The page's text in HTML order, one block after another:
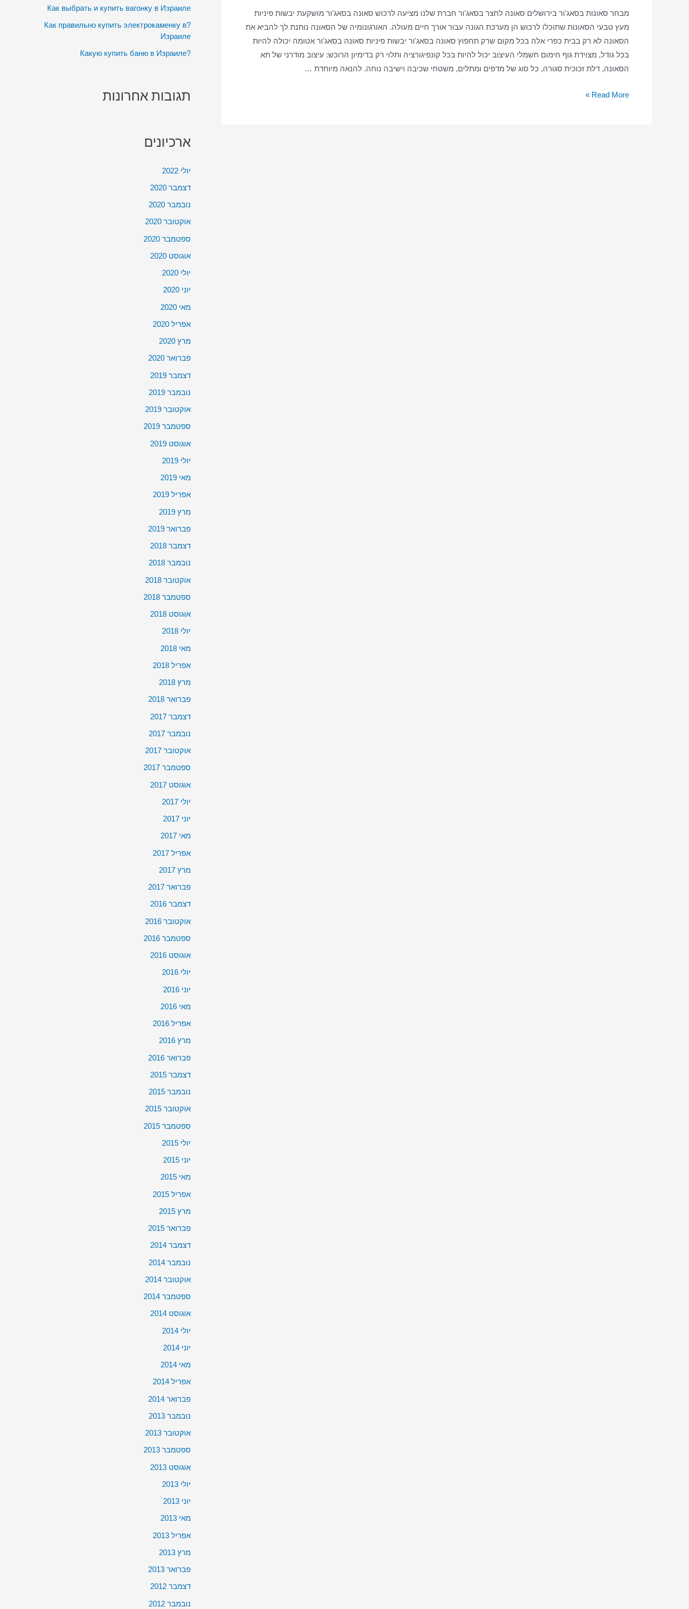
מבחר סאונות בסאג'ור בירושלים סאונה לחצר בסאג'ור חברת שלנו מציעה לרכוש סאונה בסאג'ור מושקעת יבשות פיניות
מעץ טבעי הסאונות שתוכלו לרכוש הן מערכת הגונה עבור אורך חיים מעולה. האורגונומיה של הסאונה נותנת לך להביא את
הסאונה לא רק בבית כפרי אלה בכל מקום שרק תחפוץ סאונה בסאג'ור יבשות פיניות סאונה בסאג'ור אטומה יכולה להיות
בכל גודל, מצוידת גוף חימום חשמלי העיצוב יכול להיות בכל קונפיגורציה ותלוי רק בדימיון הרוכש: עיצוב מודרני של תא
הסאונה, דלת זכוכית סגורה, כל סוג של מדפים ומתלים, משטחי שכיבה וישיבה נוחה. להנאה מיוחדת …
סאונה
Read More »
:
Как выбрать и купить вагонку в Израиле
?Как правильно купить электрокаменку в
Израиле
?Какую купить баню в Израиле
תגובות אחרונות
ארכיונים
יולי 2022
דצמבר 2020
נובמבר 2020
אוקטובר 2020
ספטמבר 2020
אוגוסט 2020
יולי 2020
יוני 2020
מאי 2020
אפריל 2020
מרץ 2020
פברואר 2020
דצמבר 2019
נובמבר 2019
אוקטובר 2019
ספטמבר 2019
אוגוסט 2019
יולי 2019
מאי 2019
אפריל 2019
מרץ 2019
פברואר 2019
דצמבר 2018
נובמבר 2018
אוקטובר 2018
ספטמבר 2018
אוגוסט 2018
יולי 2018
מאי 2018
אפריל 2018
מרץ 2018
פברואר 2018
דצמבר 2017
נובמבר 2017
אוקטובר 2017
ספטמבר 2017
אוגוסט 2017
יולי 2017
יוני 2017
מאי 2017
אפריל 2017
מרץ 2017
פברואר 2017
דצמבר 2016
אוקטובר 2016
ספטמבר 2016
אוגוסט 2016
יולי 2016
יוני 2016
מאי 2016
אפריל 2016
מרץ 2016
פברואר 2016
דצמבר 2015
נובמבר 2015
אוקטובר 2015
ספטמבר 2015
יולי 2015
יוני 2015
מאי 2015
אפריל 2015
מרץ 2015
פברואר 2015
דצמבר 2014
נובמבר 2014
אוקטובר 2014
ספטמבר 2014
אוגוסט 2014
יולי 2014
יוני 2014
מאי 2014
אפריל 2014
פברואר 2014
נובמבר 2013
אוקטובר 2013
ספטמבר 2013
אוגוסט 2013
יולי 2013
יוני 2013
מאי 2013
אפריל 2013
מרץ 2013
פברואר 2013
דצמבר 2012
נובמבר 2012